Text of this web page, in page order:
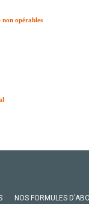
non opérables
NOS FORMULES